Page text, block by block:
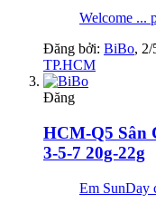
Welcome ...
Đăng bởi: BiBo, 2/
TP.HCM
Đăng
HCM-Q5 Sân
3-5-7 20g-22g
Em SunDay